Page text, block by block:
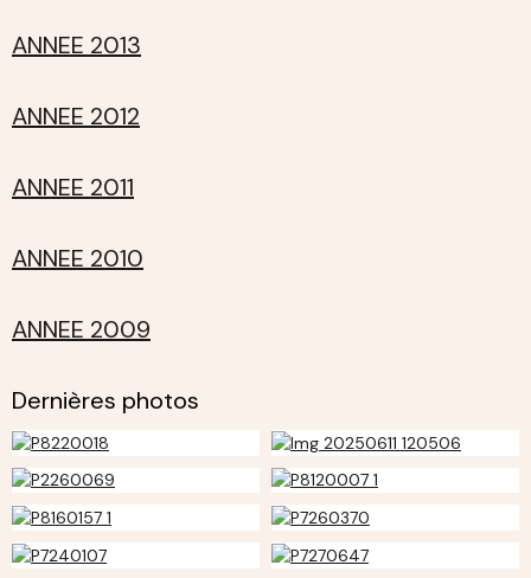
ANNEE 2013
ANNEE 2012
ANNEE 2011
ANNEE 2010
ANNEE 2009
Dernières photos